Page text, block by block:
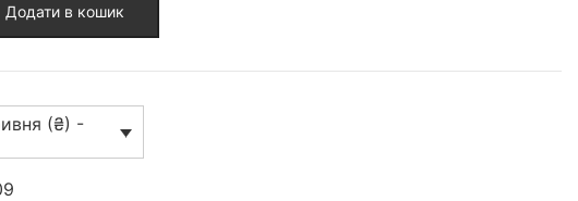
Додати в кошик
(₴) -